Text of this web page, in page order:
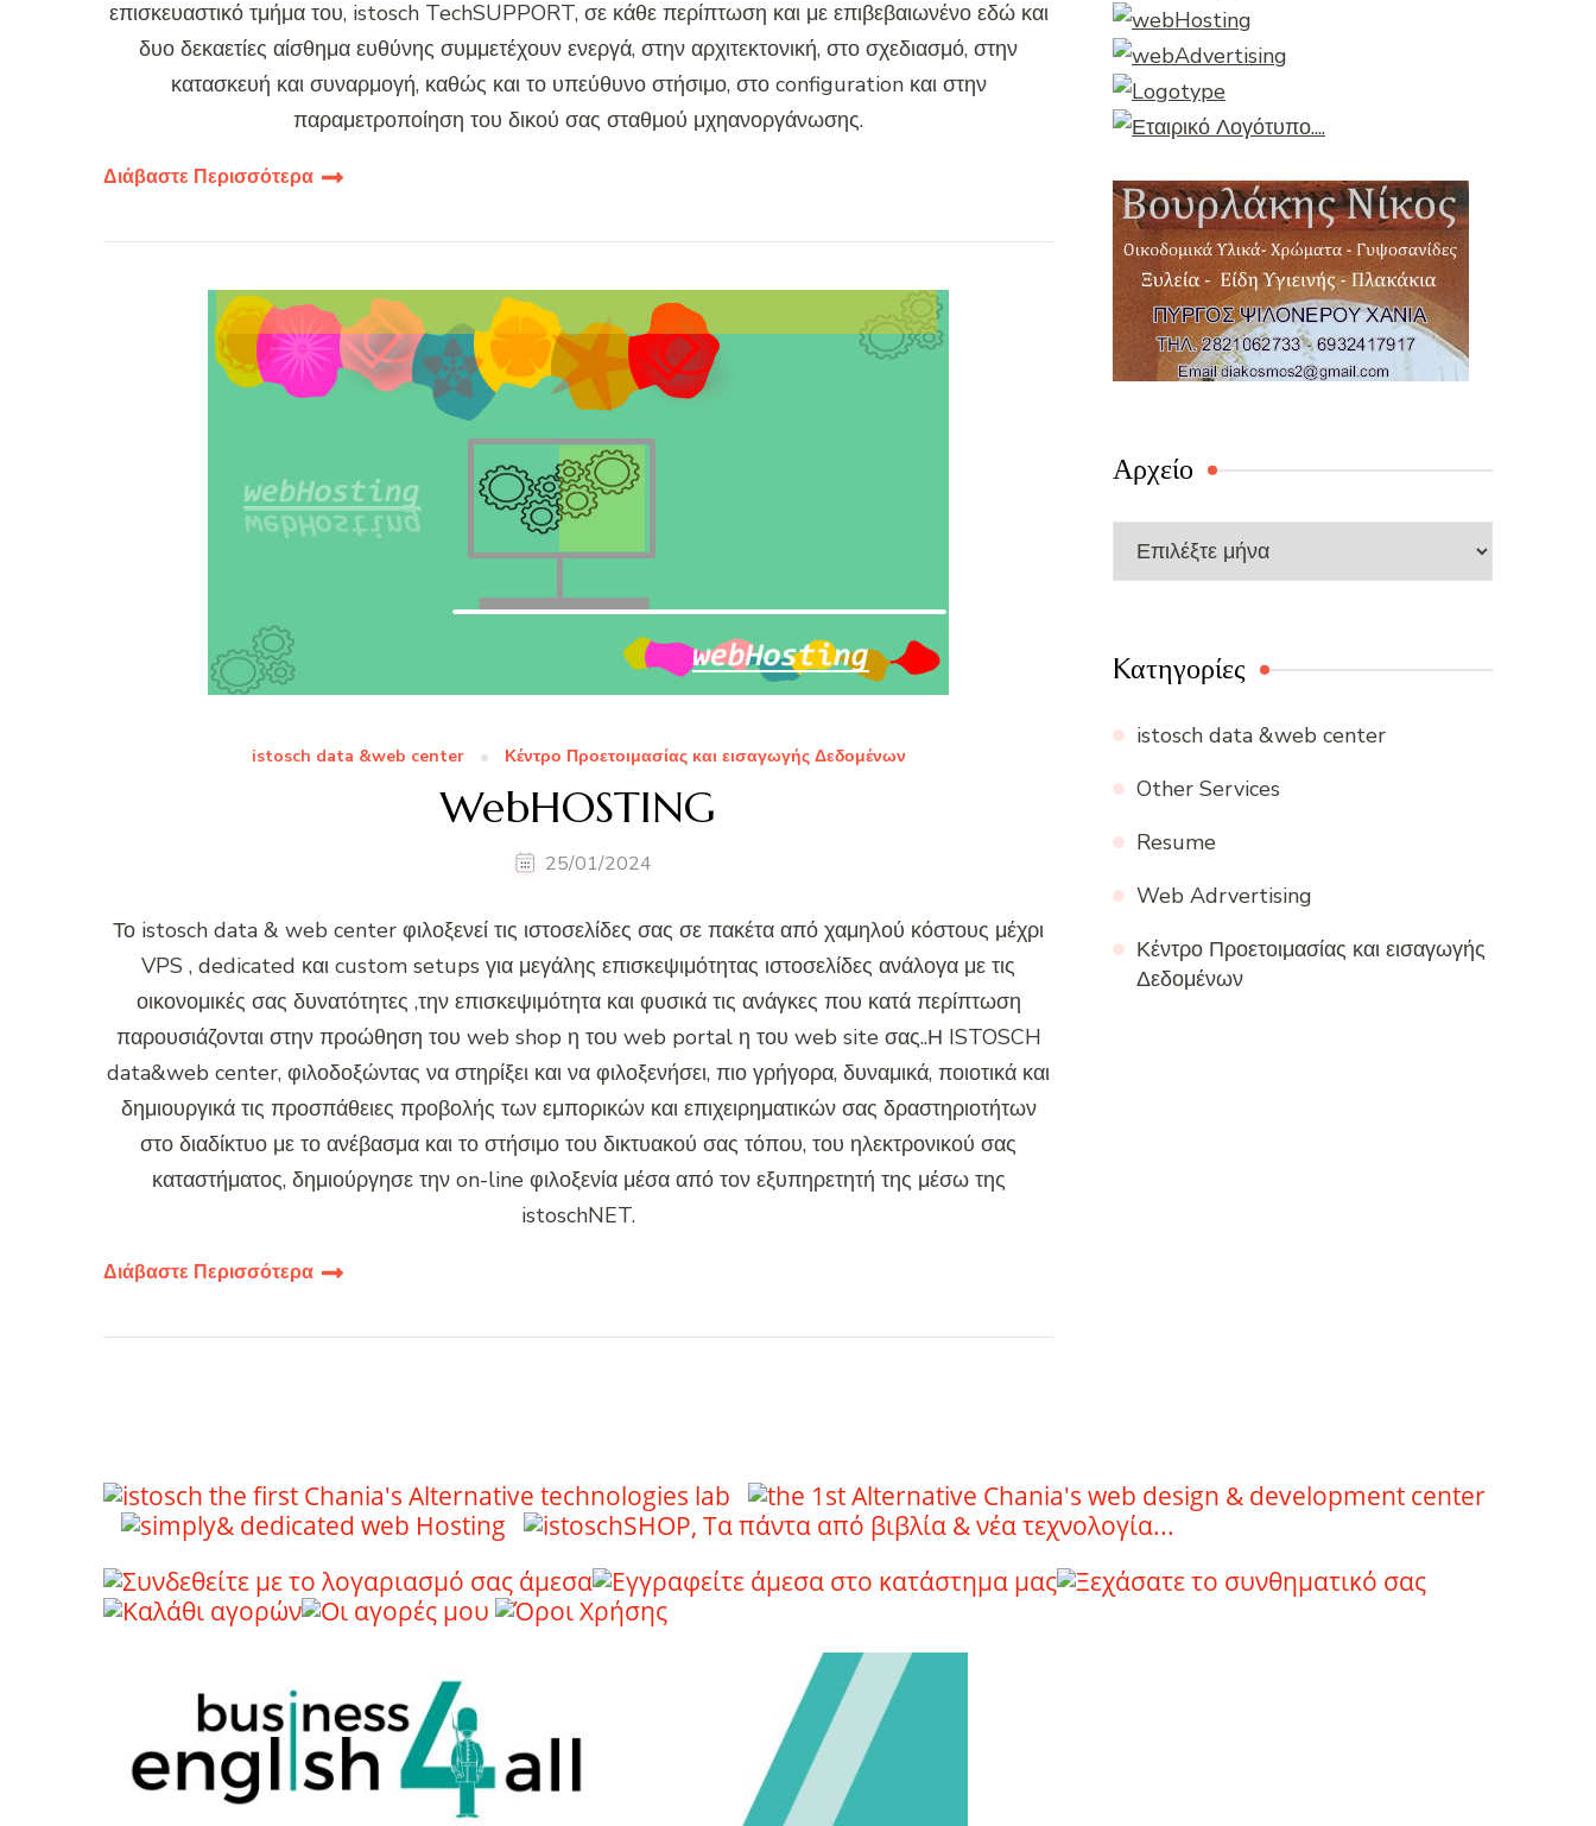
επισκευαστικό τμήμα του, istosch TechSUPPORT, σε κάθε περίπτωση και με επιβεβαιωνένο εδώ και
δυο δεκαετίες αίσθημα ευθύνης συμμετέχουν ενεργά, στην αρχιτεκτονική, στο σχεδιασμό, στην
κατασκευή και συναρμογή, καθώς και το υπεύθυνο στήσιμο, στο configuration και στην
παραμετροποίηση του δικού σας σταθμού μχηανοργάνωσης.
Διάβαστε Περισσότερα
istosch data &web center Κέντρο Προετοιμασίας και εισαγωγής Δεδομένων
WebHOSTING
25/01/2024
Το istosch data & web center φιλοξενεί τις ιστοσελίδες σας σε πακέτα από χαμηλού κόστους μέχρι
VPS , dedicated και custom setups για μεγάλης επισκεψιμότητας ιστοσελίδες ανάλογα με τις
οικονομικές σας δυνατότητες ,την επισκεψιμότητα και φυσικά τις ανάγκες που κατά περίπτωση
παρουσιάζονται στην προώθηση του web shop η του web portal η του web site σας..Η ISTOSCH
data&web center, φιλοδοξώντας να στηρίξει και να φιλοξενήσει, πιο γρήγορα, δυναμικά, ποιοτικά και
δημιουργικά τις προσπάθειες προβολής των εμπορικών και επιχειρηματικών σας δραστηριοτήτων
στο διαδίκτυο με το ανέβασμα και το στήσιμο του δικτυακού σας τόπου, του ηλεκτρονικού σας
καταστήματος, δημιούργησε την on-line φιλοξενία μέσα από τον εξυπηρετητή της μέσω της
istoschNET.
Διάβαστε Περισσότερα
Αρχείο
Αρχείο
Kατηγορίες
istosch data &web center
Other Services
Resume
Web Adrvertising
Κέντρο Προετοιμασίας και εισαγωγής
Δεδομένων